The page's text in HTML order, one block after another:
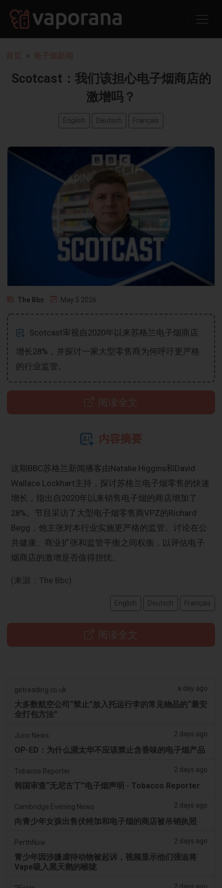
首页 电子烟新闻
Scotcast：我们该担心电子烟商店的
激增吗？
English Deutsch Français
The Bbc May 5 2026
Scotcast审视自2020年以来苏格兰电子烟商店
增长28%，并探讨一家大型零售商为何呼吁更严格
的行业监管。
阅读全文
内容摘要
这期BBC苏格兰新闻播客由Natalie Higgins和David
Wallace Lockhart主持，探讨苏格兰电子烟零售的快速
增长，指出自2020年以来销售电子烟的商店增加了
28%。节目采访了大型电子烟零售商VPZ的Richard
Begg，他主张对本行业实施更严格的监管。讨论在公
共健康、商业扩张和监管平衡之间权衡，以评估电子
烟商店的激增是否值得担忧。
(来源：The Bbc)
English Deutsch Français
阅读全文
getreading.co.uk a day ago
大多数航空公司“禁止”放入托运行李的常见物品的“最安
全打包方法”
Juno News 2 days ago
OP-ED：为什么渥太华不应该禁止含香味的电子烟产品
Tobacco Reporter 2 days ago
韩国审查“无尼古丁”电子烟声明 - Tobacco Reporter
Cambridge Evening News 2 days ago
向青少年女孩出售伏特加和电子烟的商店被吊销执照
PerthNow 2 days ago
青少年因涉嫌虐待动物被起诉，视频显示他们强迫将
Vape吸入黑天鹅的喉咙
2 days ago